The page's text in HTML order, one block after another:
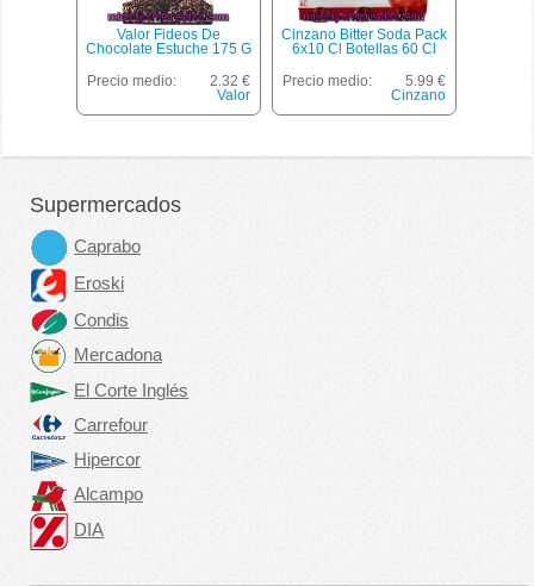
Valor Fideos De
Chocolate Estuche 175 G
Precio medio:
2.32 €
Valor
Cinzano Bitter Soda Pack
6x10 Cl Botellas 60 Cl
Precio medio:
5.99 €
Cinzano
Supermercados
Caprabo
Eroski
Condis
Mercadona
El Corte Inglés
Carrefour
Hipercor
Alcampo
DIA